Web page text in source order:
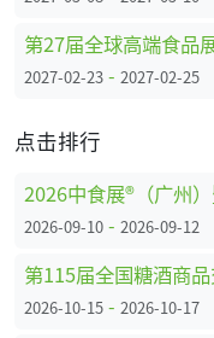
第27届全球高端食品
2027-02-23 - 2027-02-25
点击排行
2026-09-10 - 2026-09-12
第115届全国糖酒商品
2026-10-15 - 2026-10-17